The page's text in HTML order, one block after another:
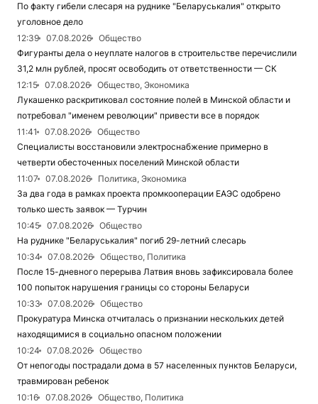
По факту гибели слесаря на руднике "Беларуськалия" открыто
уголовное дело
12:39
07.08.2026
Общество
Фигуранты дела о неуплате налогов в строительстве перечислили
31,2 млн рублей, просят освободить от ответственности — СК
12:15
07.08.2026
Общество, Экономика
Лукашенко раскритиковал состояние полей в Минской области и
потребовал "именем революции" привести все в порядок
11:41
07.08.2026
Общество
Специалисты восстановили электроснабжение примерно в
четверти обесточенных поселений Минской области
11:07
07.08.2026
Политика, Экономика
За два года в рамках проекта промкооперации ЕАЭС одобрено
только шесть заявок — Турчин
10:45
07.08.2026
Общество
На руднике "Беларуськалия" погиб 29-летний слесарь
10:34
07.08.2026
Общество, Политика
После 15-дневного перерыва Латвия вновь зафиксировала более
100 попыток нарушения границы со стороны Беларуси
10:33
07.08.2026
Общество
Прокуратура Минска отчиталась о признании нескольких детей
находящимися в социально опасном положении
10:24
07.08.2026
Общество
От непогоды пострадали дома в 57 населенных пунктов Беларуси,
травмирован ребенок
10:16
07.08.2026
Общество, Политика